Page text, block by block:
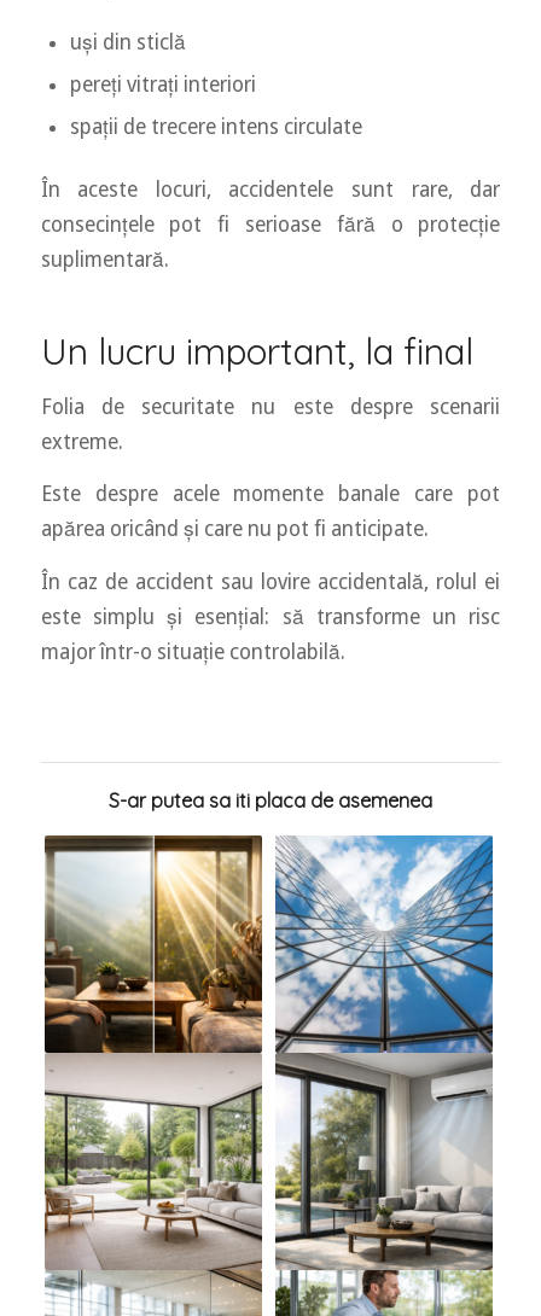
uși din sticlă
pereți vitrați interiori
spații de trecere intens circulate
În aceste locuri, accidentele sunt rare, dar
consecințele pot fi serioase fără o protecție
suplimentară.
Un lucru important, la final
Folia de securitate nu este despre scenarii
extreme.
Este despre acele momente banale care pot
apărea oricând și care nu pot fi anticipate.
În caz de accident sau lovire accidentală, rolul ei
este simplu și esențial: să transforme un risc
major într-o situație controlabilă.
S-ar putea sa iti placa de asemenea